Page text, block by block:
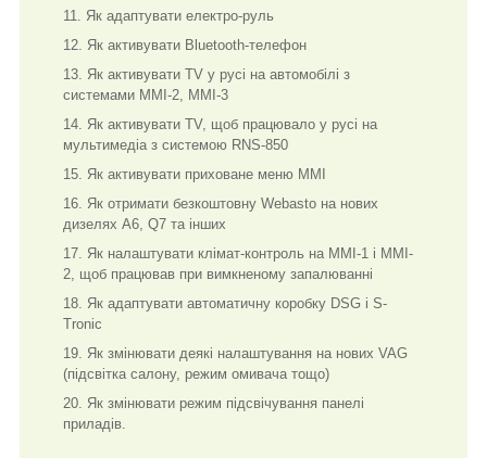
Як адаптувати електро-руль
Як активувати Bluetooth-телефон
Як активувати TV у русі на автомобілі з
системами MMI-2, MMI-3
Як активувати TV, щоб працювало у русі на
мультимедіа з системою RNS-850
Як активувати приховане меню MMI
Як отримати безкоштовну Webasto на нових
дизелях A6, Q7 та інших
Як налаштувати клімат-контроль на MMI-1 і MMI-
2, щоб працював при вимкненому запалюванні
Як адаптувати автоматичну коробку DSG і S-
Tronic
Як змінювати деякі налаштування на нових VAG
(підсвітка салону, режим омивача тощо)
Як змінювати режим підсвічування панелі
приладів.